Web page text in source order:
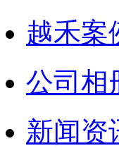
越禾案
公司相
新闻资